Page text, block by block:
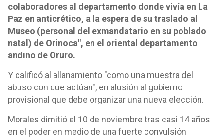
colaboradores al departamento donde vivía en La
Paz en anticrético, a la espera de su traslado al
Museo (personal del exmandatario en su poblado
natal) de Orinoca", en el oriental departamento
andino de Oruro.
Y calificó al allanamiento "como una muestra del
abuso con que actúan", en alusión al gobierno
provisional que debe organizar una nueva elección.
Morales dimitió el 10 de noviembre tras casi 14 años
en el poder en medio de una fuerte convulsión